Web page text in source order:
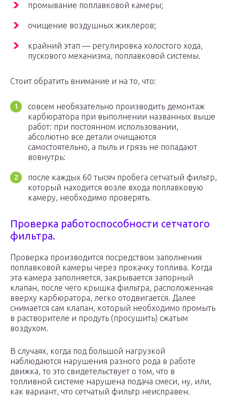
промывание поплавковой камеры;
очищение воздушных жиклеров;
крайний этап — регулировка холостого хода,
пускового механизма, поплавковой системы.
Стоит обратить внимание и на то, что:
совсем необязательно производить демонтаж
карбюратора при выполнении названных выше
работ: при постоянном использовании,
абсолютно все детали очищаются
самостоятельно, а пыль и грязь не попадают
вовнутрь:
после каждых 60 тысяч пробега сетчатый фильтр,
который находится возле входа поплавковую
камеру, необходимо проверять.
Проверка работоспособности сетчатого
фильтра.
Проверка производится посредством заполнения
поплавковой камеры через прокачку топлива. Когда
эта камера заполняется, закрывается запорный
клапан, после чего крышка фильтра, расположенная
вверху карбюратора, легко отодвигается. Далее
снимается сам клапан, который необходимо промыть
в растворителе и продуть (просушить) сжатым
воздухом.
В случаях, когда под большой нагрузкой
наблюдаются нарушения разного рода в работе
движка, то это свидетельствует о том, что в
топливной системе нарушена подача смеси, ну, или,
как вариант, что сетчатый фильтр неисправен.